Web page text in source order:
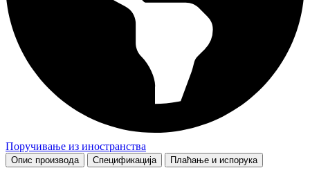
Поручивање из иностранства
Опис производа Спецификација Плаћање и испорука